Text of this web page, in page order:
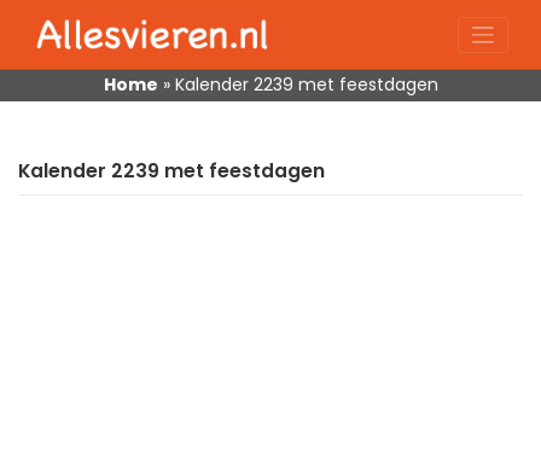
content
Home » Kalender 2239 met feestdagen
Kalender 2239 met feestdagen